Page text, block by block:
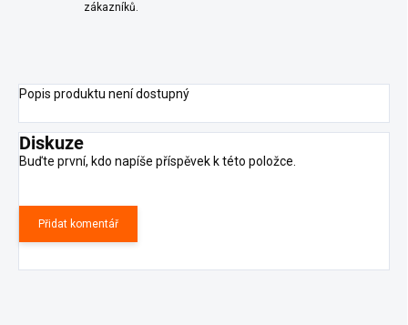
zákazníků.
Popis produktu není dostupný
Diskuze
Buďte první, kdo napíše příspěvek k této položce.
Přidat komentář